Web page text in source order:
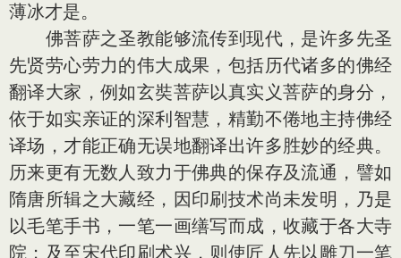
薄冰才是。
佛菩萨之圣教能够流传到现代，是许多先圣
先贤劳心劳力的伟大成果，包括历代诸多的佛经
翻译大家，例如玄奘菩萨以真实义菩萨的身分，
依于如实亲证的深利智慧，精勤不倦地主持佛经
译场，才能正确无误地翻译出许多胜妙的经典。
历来更有无数人致力于佛典的保存及流通，譬如
隋唐所辑之大藏经，因印刷技术尚未发明，乃是
以毛笔手书，一笔一画缮写而成，收藏于各大寺
院；及至宋代印刷术兴，则使匠人先以雕刀一笔